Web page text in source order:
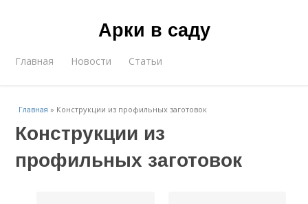
Арки в саду
Главная Новости Статьи
Главная » Конструкции из профильных заготовок
Конструкции из
профильных заготовок